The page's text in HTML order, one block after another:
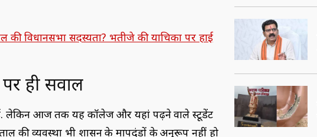
विधानसभा सदस्यता? भतीजे की याचिका पर हाई
पर ही सवाल
लेकिन आज तक यह कॉलेज और यहां पढ़ने वाले स्टूडेंट
की व्यवस्था भी शासन के मापदंडों के अनुरूप नहीं हो